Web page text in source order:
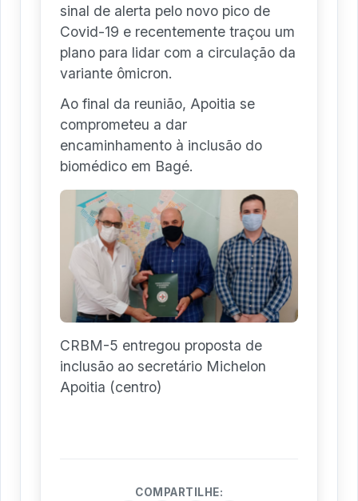
sinal de alerta pelo novo pico de
Covid-19 e recentemente traçou um
plano para lidar com a circulação da
variante ômicron.
Ao final da reunião, Apoitia se
comprometeu a dar
encaminhamento à inclusão do
biomédico em Bagé.
CRBM-5 entregou proposta de
inclusão ao secretário Michelon
Apoitia (centro)
COMPARTILHE: